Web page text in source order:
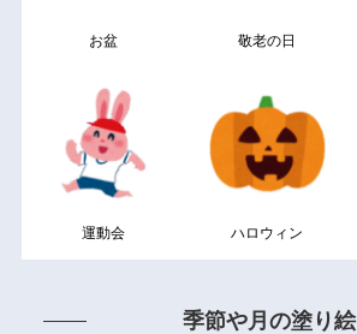
お盆 敬老の日
運動会 ハロウィン
季節や月の塗り絵